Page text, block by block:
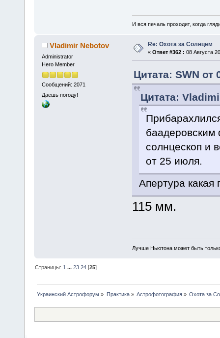
И вся печаль проходит, когда
Vladimir Nebotov
Administrator
Hero Member
Сообщений: 2071
Даешь погоду!
Re: Охота за Солнцем
« Ответ #362 : 08 Августа
Цитата: SWN от
Цитата:
солнцескоп и
от 25 июля.
Апертура какая
115 мм.
Лучше Ньютона может быть
Страницы: 1 ...23 24 [25]
Украинский Астрофорум » Практика» Астрофотография» Охота за